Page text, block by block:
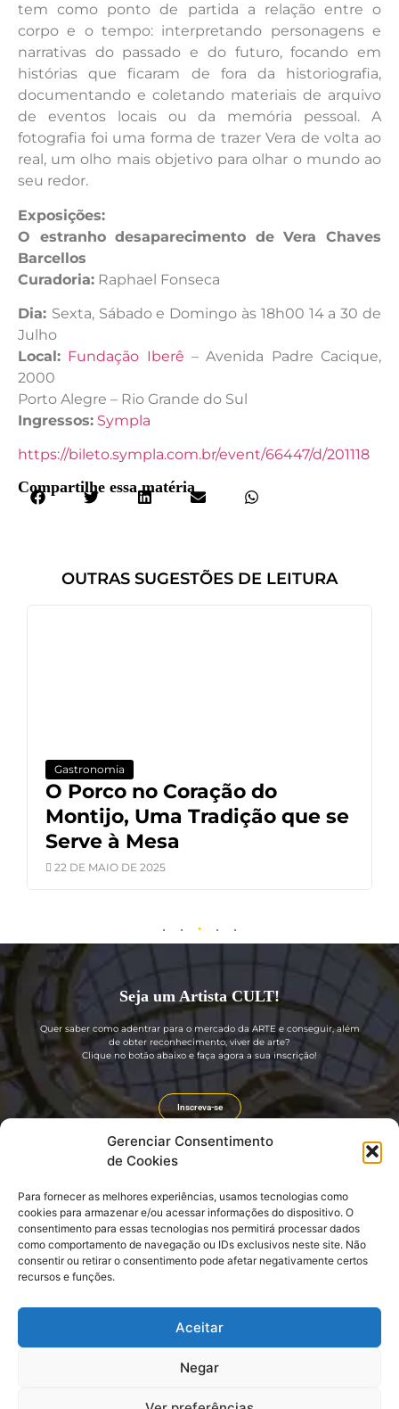
Gerenciar Consentimento
de Cookies
Para fornecer as melhores experiências, usamos tecnologias como
cookies para armazenar e/ou acessar informações do dispositivo. O
consentimento para essas tecnologias nos permitirá processar dados
como comportamento de navegação ou IDs exclusivos neste site. Não
consentir ou retirar o consentimento pode afetar negativamente certos
recursos e funções.
Aceitar
Negar
tem como ponto de partida a relação entre o
corpo e o tempo: interpretando personagens e
narrativas do passado e do futuro, focando em
histórias que ficaram de fora da historiografia,
documentando e coletando materiais de arquivo
de eventos locais ou da memória pessoal. A
fotografia foi uma forma de trazer Vera de volta ao
real, um olho mais objetivo para olhar o mundo ao
seu redor.
Exposições:
O estranho desaparecimento de Vera Chaves
Barcellos
Curadoria: Raphael Fonseca
Dia: Sexta, Sábado e Domingo às 18h00 14 a 30 de
Julho
Local: Fundação Iberê – Avenida Padre Cacique,
2000
Porto Alegre – Rio Grande do Sul
Ingressos: Sympla
https://bileto.sympla.com.br/event/66447/d/201118
Compartilhe essa matéria
OUTRAS SUGESTÕES DE LEITURA
Gastronomia
O Porco no Coração do
Montijo, Uma Tradição que se
Serve à Mesa
22 DE MAIO DE 2025
Seja um Artista CULT!
Quer saber como adentrar para o mercado da ARTE e conseguir, além
de obter reconhecimento, viver de arte?
Clique no botão abaixo e faça agora a sua inscrição!
Inscreva-se
Guia rápido
Sobre nós
Seja um Artista CULT! (GRÁTIS)
Seja um Embaixador CULT!
Login: EMBAIXADOR CULT
Divulgação
Portal GIRO CULT
Revista GIRO CULT
Agenda Cultural e Turística